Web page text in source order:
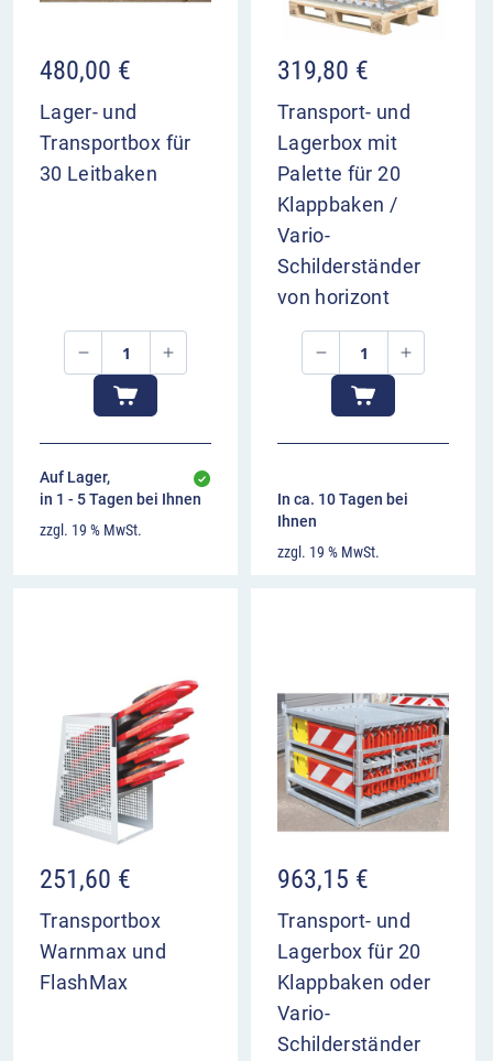
480,00 €
Lager- und
Transportbox für
30 Leitbaken
Auf Lager,
in 1 - 5 Tagen bei Ihnen
zzgl. 19 % MwSt.
319,80 €
Transport- und
Lagerbox mit
Palette für 20
Klappbaken /
Vario-
Schilderständer
von horizont
In ca. 10 Tagen bei
Ihnen
zzgl. 19 % MwSt.
251,60 €
Transportbox
Warnmax und
FlashMax
963,15 €
Transport- und
Lagerbox für 20
Klappbaken oder
Vario-
Schilderständer